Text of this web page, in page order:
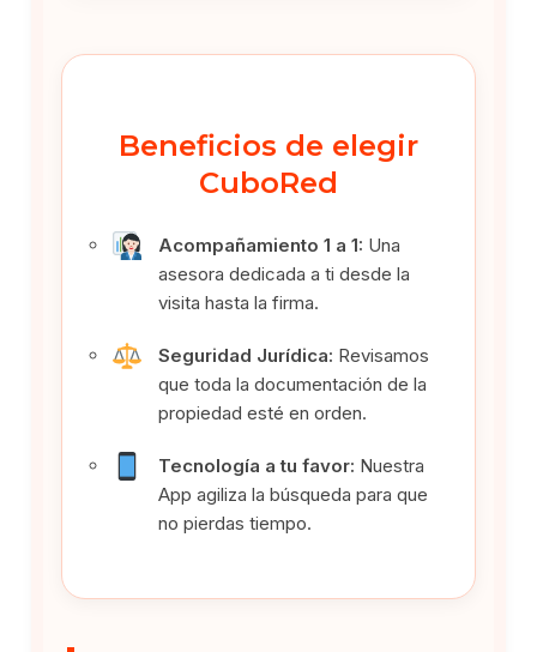
Beneficios de elegir
CuboRed
Acompañamiento 1 a 1: Una
asesora dedicada a ti desde la
visita hasta la firma.
Seguridad Jurídica: Revisamos
que toda la documentación de la
propiedad esté en orden.
Tecnología a tu favor: Nuestra
App agiliza la búsqueda para que
no pierdas tiempo.